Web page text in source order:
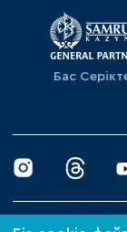
Бас